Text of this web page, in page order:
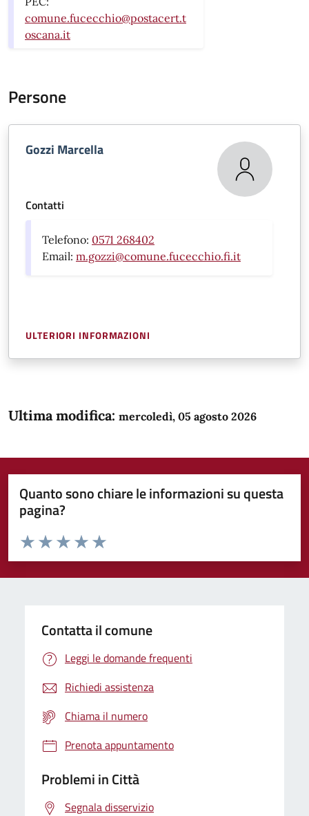
comune.fucecchio@postacert.t
oscana.it
Persone
Gozzi Marcella
Contatti
Telefono: 0571 268402
Email: m.gozzi@comune.fucecchio.fi.it
ULTERIORI INFORMAZIONI
Ultima modifica: mercoledì, 05 agosto 2026
Quanto sono chiare le informazioni su questa
pagina?
Domanda
Valuta da 1 a 5 stelle la pagina
Valuta 5 stelle su 5
Valuta 4 stelle su 5
Valuta 3 stelle su 5
Valuta 2 stelle su 5
Valuta 1 stelle su 5
Contatta il comune
Leggi le domande frequenti
Richiedi assistenza
Chiama il numero
Prenota appuntamento
Problemi in Città
Segnala disservizio